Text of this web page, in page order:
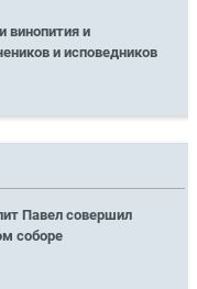
винопития и
и исповедников
Павел совершил
соборе